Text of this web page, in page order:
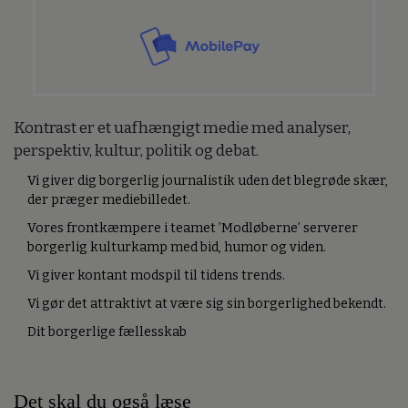
Kontrast er et uafhængigt medie med analyser,
perspektiv, kultur, politik og debat.
Vi giver dig borgerlig journalistik uden det blegrøde skær,
der præger mediebilledet.
Vores frontkæmpere i teamet ’Modløberne’ serverer
borgerlig kulturkamp med bid, humor og viden.
Vi giver kontant modspil til tidens trends.
Vi gør det attraktivt at være sig sin borgerlighed bekendt.
Dit borgerlige fællesskab
Det skal du også læse